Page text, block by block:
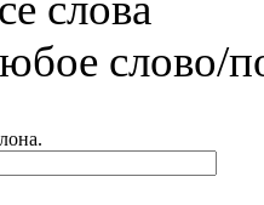
слово/